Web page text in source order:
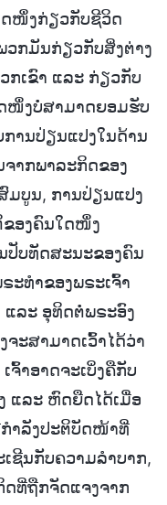
ໜຶ່ງກ່ຽວກັບຊີວິດ
ວກມັນກ່ຽວກັບສິ່ງຕ່າງ
ກເຂົາ ແລະ ກ່ຽວກັບ
ໜຶ່ງບໍ່ສາມາດຍອມຮັບ
ານປ່ຽນແປງໃນດ້ານ
າກພາລະກິດຂອງ
ມບູນ, ການປ່ຽນແປງ
ອງຄົນໃດໜຶ່ງ
ປັບທັດສະນະຂອງຄົນ
ະທຳຂອງພຣະເຈົ້າ
ລະ ອຸທິດຕໍ່ພຣະອົງ
ະສາມາດເວົ້າໄດ້ວ່າ
ຈົ້າອາດຈະເບິ່ງຄືກັບ
ແລະ ຫົດຍືດໄດ້ເມື່ອ
ຳລັງປະຕິບັດໜ້າທີ່
ເຊີນກັບຄວາມລຳບາກ,
ດທີ່ຖືກຈັດແຈງຈາກ